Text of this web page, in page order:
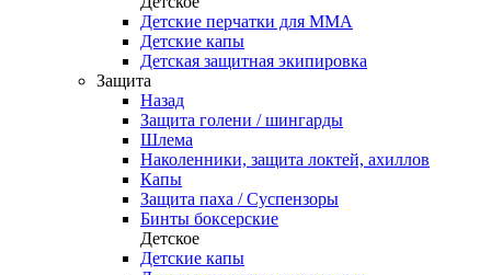
Детские перчатки для ММА
Детские капы
Детская защитная экипировка
Защита
Назад
Защита голени / шингарды
Шлема
Наколенники, защита локтей, ахиллов
Капы
Защита паха / Суспензоры
Бинты боксерские
Детское
Детские капы